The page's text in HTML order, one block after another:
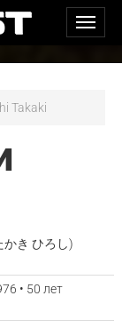
Takaki
かき ひろし)
• 50 лет